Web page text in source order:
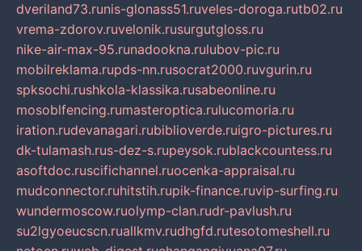
dveriland73.runis-glonass51.ruveles-doroga.rutb02.ru
vrema-zdorov.ruvelonik.rusurgutgloss.ru
nike-air-max-95.runadookna.rulubov-pic.ru
mobilreklama.rupds-nn.rusocrat2000.ruvgurin.ru
spksochi.rushkola-klassika.rusabeonline.ru
mosoblfencing.rumasteroptica.rulucomoria.ru
iration.rudevanagari.rubiblioverde.ruigro-pictures.ru
dk-tulamash.rus-dez-s.rupeysok.rublackcountess.ru
asoftdoc.ruscifichannel.ruocenka-appraisal.ru
mudconnector.ruhitstih.rupik-finance.ruvip-surfing.ru
wundermoscow.ruolymp-clan.rudr-pavlush.ru
su2lgyoeucscn.ruallkmv.rudhgfd.rutesotomeshell.ru